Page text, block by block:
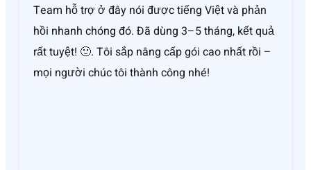
Team hỗ trợ ở đây nói được tiếng Việt và phản
hồi nhanh chóng đó. Đã dùng 3–5 tháng, kết quả
rất tuyệt! 🙂. Tôi sắp nâng cấp gói cao nhất rồi –
mọi người chúc tôi thành công nhé!